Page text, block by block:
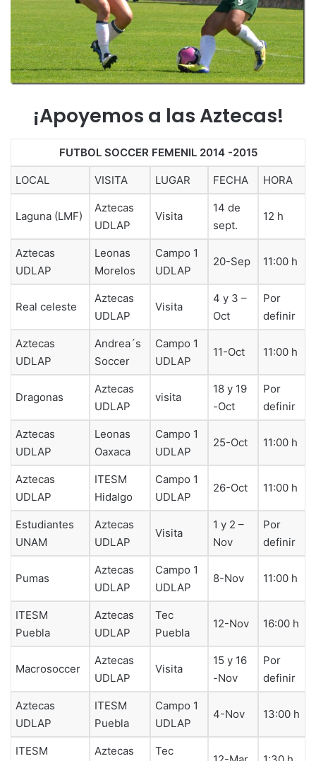
¡Apoyemos a las Aztecas!
FUTBOL SOCCER FEMENIL 2014 -2015
LOCAL VISITA LUGAR FECHA HORA
Laguna (LMF)
Aztecas
UDLAP
Visita
14 de
sept.
12 h
Aztecas
UDLAP
Leonas
Morelos
Campo 1
UDLAP
20-Sep 11:00 h
Real celeste
Aztecas
UDLAP
Visita
4 y 3 –
Oct
Por
definir
Aztecas
UDLAP
Andrea´s
Soccer
Campo 1
UDLAP
11-Oct 11:00 h
Dragonas
Aztecas
UDLAP
visita
18 y 19
-Oct
Por
definir
Aztecas
UDLAP
Leonas
Oaxaca
Campo 1
UDLAP
25-Oct 11:00 h
Aztecas
UDLAP
ITESM
Hidalgo
Campo 1
UDLAP
26-Oct 11:00 h
Estudiantes
UNAM
Aztecas
UDLAP
Visita
1 y 2 –
Nov
Por
definir
Pumas
Aztecas
UDLAP
Campo 1
UDLAP
8-Nov 11:00 h
ITESM
Puebla
Aztecas
UDLAP
Tec
Puebla
12-Nov 16:00 h
Macrosoccer
Aztecas
UDLAP
Visita
15 y 16
-Nov
Por
definir
Aztecas
UDLAP
ITESM
Puebla
Campo 1
UDLAP
4-Nov 13:00 h
ITESM Aztecas Tec